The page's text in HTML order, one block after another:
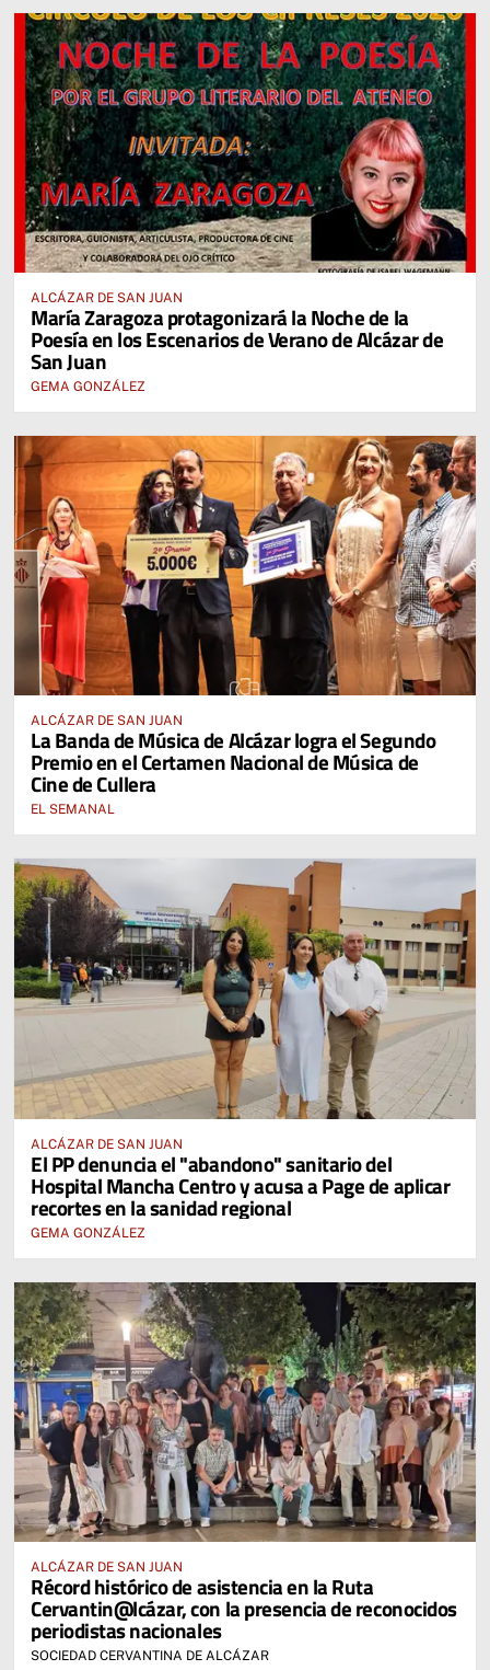
ALCÁZAR DE SAN JUAN
María Zaragoza protagonizará la Noche de la
Poesía en los Escenarios de Verano de Alcázar de
San Juan
GEMA GONZÁLEZ
ALCÁZAR DE SAN JUAN
La Banda de Música de Alcázar logra el Segundo
Premio en el Certamen Nacional de Música de
Cine de Cullera
EL SEMANAL
ALCÁZAR DE SAN JUAN
El PP denuncia el "abandono" sanitario del
Hospital Mancha Centro y acusa a Page de aplicar
recortes en la sanidad regional
GEMA GONZÁLEZ
ALCÁZAR DE SAN JUAN
Récord histórico de asistencia en la Ruta
Cervantin@lcázar, con la presencia de reconocidos
periodistas nacionales
SOCIEDAD CERVANTINA DE ALCÁZAR